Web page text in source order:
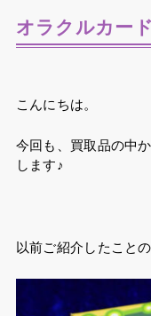
オラクルカー
こんにちは。
今回も、買取品の中
します♪
以前ご紹介したこと